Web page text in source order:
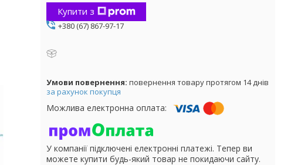
Купити з
+380 (67) 867-97-17
повернення товару протягом 14 днів
за рахунок покупця
У компанії підключені електронні платежі. Тепер ви
можете купити будь-який товар не покидаючи сайту.